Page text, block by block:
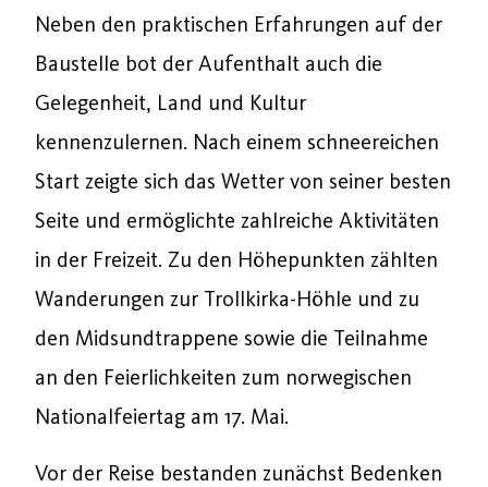
Neben den praktischen Erfahrungen auf der
Baustelle bot der Aufenthalt auch die
Gelegenheit, Land und Kultur
kennenzulernen. Nach einem schneereichen
Start zeigte sich das Wetter von seiner besten
Seite und ermöglichte zahlreiche Aktivitäten
in der Freizeit. Zu den Höhepunkten zählten
Wanderungen zur Trollkirka-Höhle und zu
den Midsundtrappene sowie die Teilnahme
an den Feierlichkeiten zum norwegischen
Nationalfeiertag am 17. Mai.
Vor der Reise bestanden zunächst Bedenken